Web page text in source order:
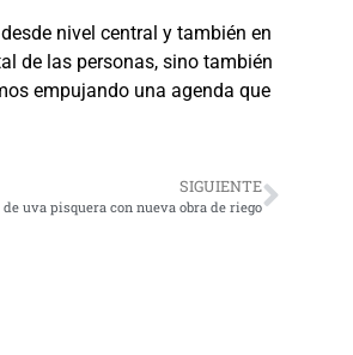
nivel central y también en
de las personas, sino también
empujando una agenda que
SIGUIENTE
uva pisquera con nueva obra de riego